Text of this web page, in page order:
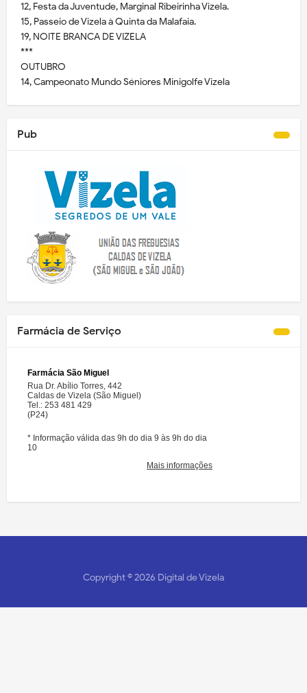
12, Festa da Juventude, Marginal Ribeirinha Vizela.
15, Passeio de Vizela à Quinta da Malafaia.
19, NOITE BRANCA DE VIZELA
***
OUTUBRO
14, Campeonato Mundo Séniores Minigolfe Vizela
Pub
Farmácia de Serviço
Copyright ©2026 Digital de Vizela